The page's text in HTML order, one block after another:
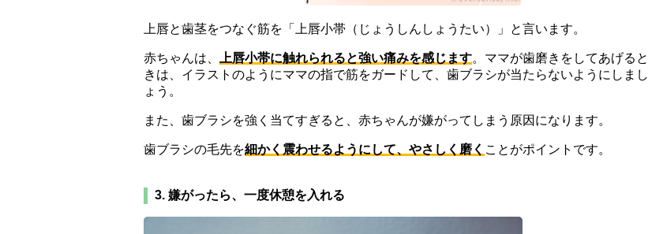
上唇と歯茎をつなぐ筋を「上唇小帯（じょうしんしょうたい）」と言います。
赤ちゃんは、 上唇小帯に触れられると強い痛みを感じます。ママが歯磨きをしてあげると
きは、イラストのようにママの指で筋をガードして、歯ブラシが当たらないようにしまし
ょう。
また、歯ブラシを強く当てすぎると、赤ちゃんが嫌がってしまう原因になります。
歯ブラシの毛先を細かく震わせるようにして、やさしく磨く ことがポイントです。
3. 嫌がったら、一度休憩を入れる